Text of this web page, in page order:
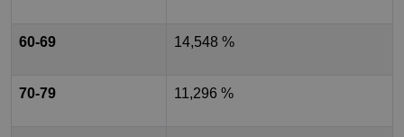
60-69 14,548 %
70-79 11,296 %